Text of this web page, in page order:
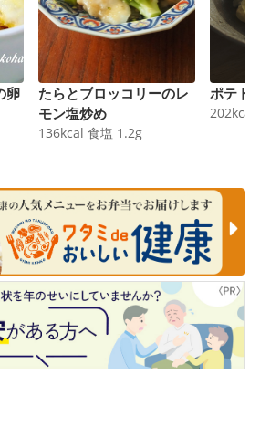
卵
たらとブロッコリーのレ
モン塩炒め
136kcal 食塩 1.2g
ポテト
202kcal